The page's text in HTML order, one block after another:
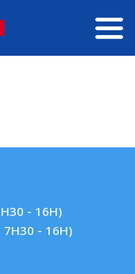
- 16H)
7H30 - 16H)